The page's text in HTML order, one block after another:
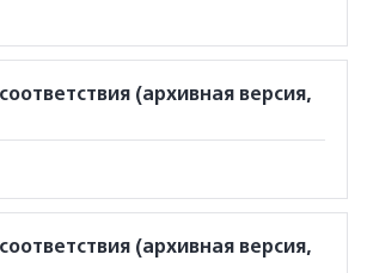
(архивная версия,
(архивная версия,